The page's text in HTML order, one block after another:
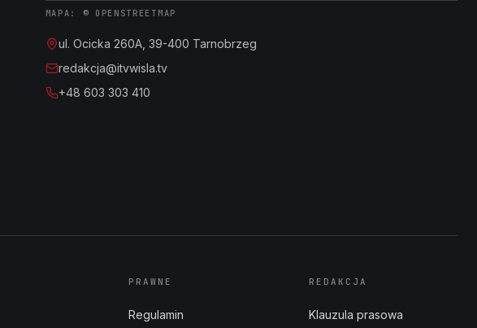
MAPA: © OPENSTREETMAP
ul. Ocicka 260A, 39-400 Tarnobrzeg
redakcja@itvwisla.tv
+48 603 303 410
PRAWNE
Regulamin
REDAKCJA
Klauzula prasowa